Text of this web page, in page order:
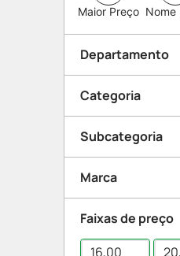
Maior Preço Nome
Departamento
Higiene
Categoria
Higiene
Banho
Subcategoria
Espuma e
Marca
Lunis Homem
Faixas de preço